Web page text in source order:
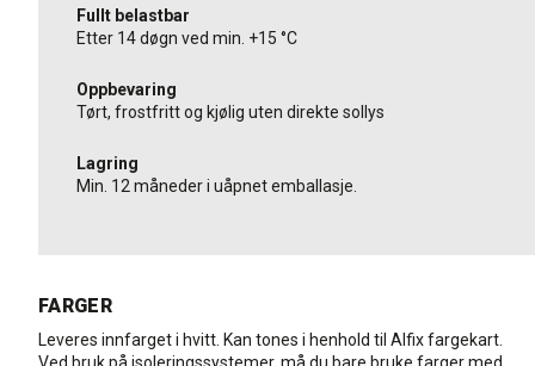
Fullt belastbar
Etter 14 døgn ved min. +15 °C
Oppbevaring
Tørt, frostfritt og kjølig uten direkte sollys
Lagring
Min. 12 måneder i uåpnet emballasje.
FARGER
Leveres innfarget i hvitt. Kan tones i henhold til Alfix fargekart.